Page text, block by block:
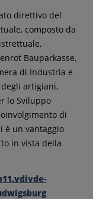
direttivo del
composto da
Bauparkasse,
di Industria e
artigiani,
lo Sviluppo
di
è un vantaggio
in vista della